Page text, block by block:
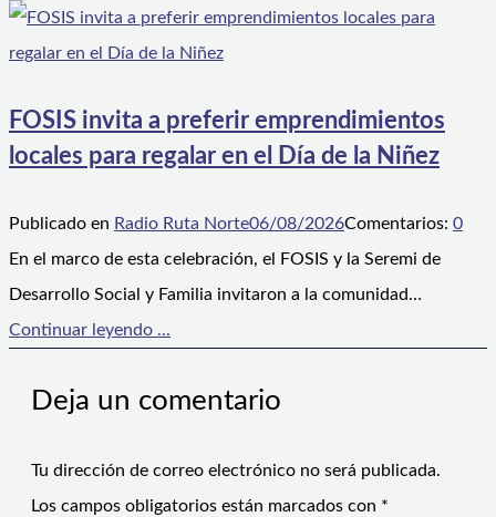
FOSIS invita a preferir emprendimientos
locales para regalar en el Día de la Niñez
Publicado en Radio Ruta Norte06/08/2026Comentarios: 0
En el marco de esta celebración, el FOSIS y la Seremi de
Desarrollo Social y Familia invitaron a la comunidad…
Continuar leyendo ...
Deja un comentario
Tu dirección de correo electrónico no será publicada.
Los campos obligatorios están marcados con *